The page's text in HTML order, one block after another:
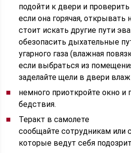
подойти к двери и
если она горячая, открывать
стоит искать другие пути
обезопасить дыхательные
угарного газа (влажная
если выбраться из
заделайте щели в двери
немного приоткройте окно и
бедствия.
Теракт в самолете
сообщайте сотрудникам или
которые ведут себя